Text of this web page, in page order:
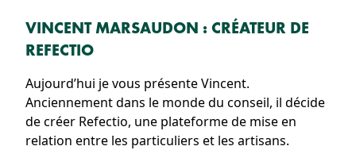
VINCENT MARSAUDON : CRÉATEUR DE
REFECTIO
Aujourd’hui je vous présente Vincent.
Anciennement dans le monde du conseil, il décide
de créer Refectio, une plateforme de mise en
relation entre les particuliers et les artisans.